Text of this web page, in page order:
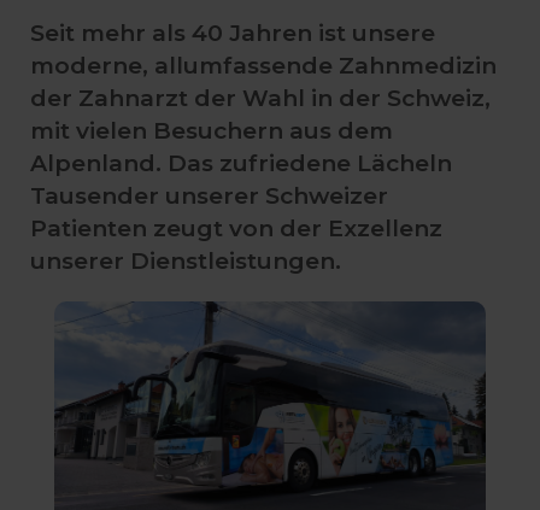
Seit mehr als 40 Jahren ist unsere
moderne, allumfassende Zahnmedizin
der Zahnarzt der Wahl in der Schweiz,
mit vielen Besuchern aus dem
Alpenland. Das zufriedene Lächeln
Tausender unserer Schweizer
Patienten zeugt von der Exzellenz
unserer Dienstleistungen.